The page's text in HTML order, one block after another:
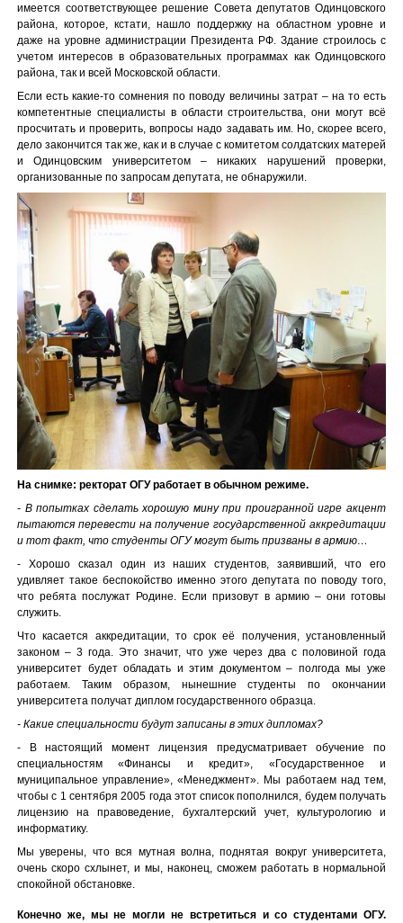
имеется соответствующее решение Совета депутатов Одинцовского
района, которое, кстати, нашло поддержку на областном уровне и
даже на уровне администрации Президента РФ. Здание строилось с
учетом интересов в образовательных программах как Одинцовского
района, так и всей Московской области.
Если есть какие-то сомнения по поводу величины затрат – на то есть
компетентные специалисты в области строительства, они могут всё
просчитать и проверить, вопросы надо задавать им. Но, скорее всего,
дело закончится так же, как и в случае с комитетом солдатских матерей
и Одинцовским университетом – никаких нарушений проверки,
организованные по запросам депутата, не обнаружили.
На снимке: ректорат ОГУ работает в обычном режиме.
- В попытках сделать хорошую мину при проигранной игре акцент
пытаются перевести на получение государственной аккредитации
и тот факт, что студенты ОГУ могут быть призваны в армию…
- Хорошо сказал один из наших студентов, заявивший, что его
удивляет такое беспокойство именно этого депутата по поводу того,
что ребята послужат Родине. Если призовут в армию – они готовы
служить.
Что касается аккредитации, то срок её получения, установленный
законом – 3 года. Это значит, что уже через два с половиной года
университет будет обладать и этим документом – полгода мы уже
работаем. Таким образом, нынешние студенты по окончании
университета получат диплом государственного образца.
- Какие специальности будут записаны в этих дипломах?
- В настоящий момент лицензия предусматривает обучение по
специальностям «Финансы и кредит», «Государственное и
муниципальное управление», «Менеджмент». Мы работаем над тем,
чтобы с 1 сентября 2005 года этот список пополнился, будем получать
лицензию на правоведение, бухгалтерский учет, культурологию и
информатику.
Мы уверены, что вся мутная волна, поднятая вокруг университета,
очень скоро схлынет, и мы, наконец, сможем работать в нормальной
спокойной обстановке.
Конечно же, мы не могли не встретиться и со студентами ОГУ.